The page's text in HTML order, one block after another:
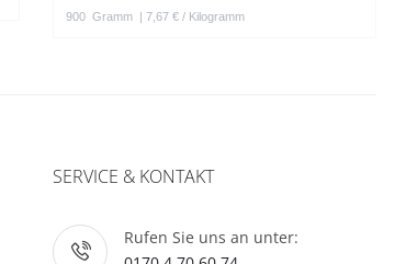
900 Gramm | 7,67 € / Kilogramm
SERVICE & KONTAKT
Rufen Sie uns an unter: